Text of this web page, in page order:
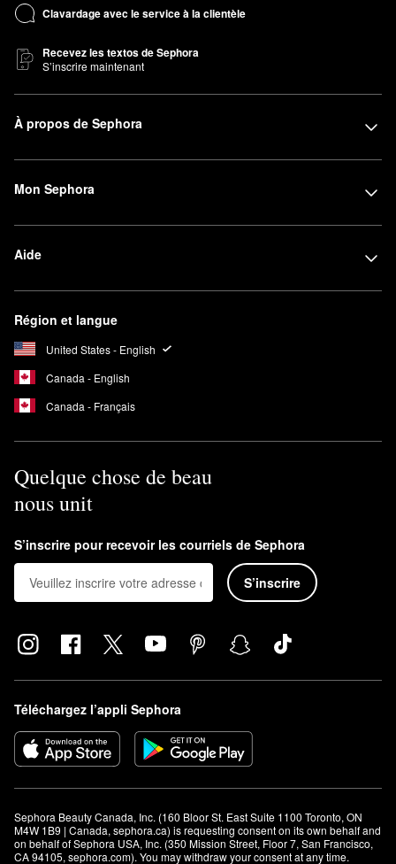
Clavardage avec le service à la clientèle
Recevez les textos de Sephora
S’inscrire maintenant
À propos de Sephora
Mon Sephora
Aide
Région et langue
United States - English
Canada - English
Canada - Français
Quelque chose de beau
nous unit
S’inscrire pour recevoir les courriels de Sephora
S’inscrire
Téléchargez l’appli Sephora
Sephora Beauty Canada, Inc. (160 Bloor St. East Suite 1100 Toronto, ON
M4W 1B9 | Canada, sephora.ca) is requesting consent on its own behalf and
on behalf of Sephora USA, Inc. (350 Mission Street, Floor 7, San Francisco,
CA 94105, sephora.com). You may withdraw your consent at any time.